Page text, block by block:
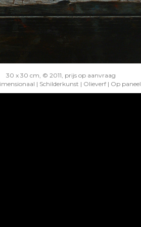
30 x 30 cm, © 2011, prijs op aanvraag
| Schilderkunst | Olieverf | Op paneel